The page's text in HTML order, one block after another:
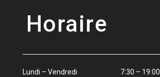
Horaire
Lundi – Vendredi 7:30 – 19:00